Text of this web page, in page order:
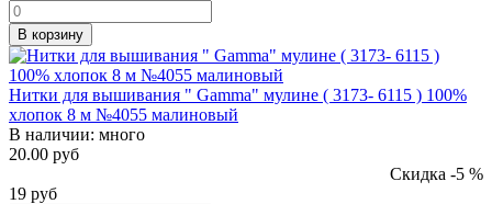
В корзину
Нитки для вышивания " Gamma" мулине ( 3173- 6115 ) 100%
хлопок 8 м №4055 малиновый
В наличии: много
20.00 руб
Скидка -5 %
19 руб